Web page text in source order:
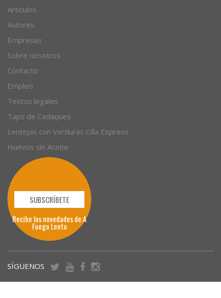
Artículos
Autores
Empresas
Sobre nosotros
Contacto
Empleo
Textos legales
Taps de Cadaques
Lentejas con Verduras Olla Express
Huevos sin Aceite
SUBSCRÍBETE
Recibe las novedades de A
Fuego Lento
SÍGUENOS